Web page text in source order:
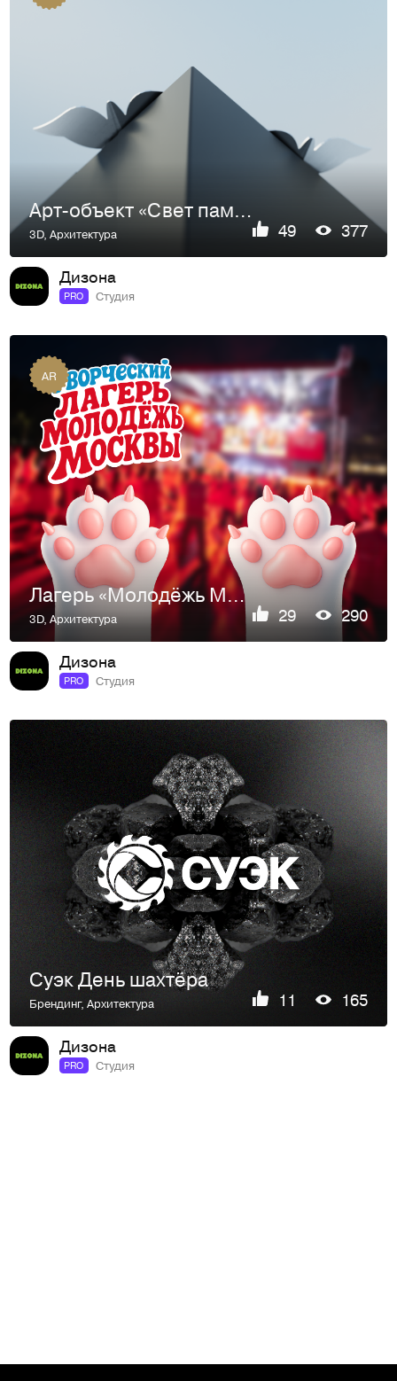
Арт-объект «Свет памяти»
3D,Архитектура 49 377
Дизона
PRO Студия
AR
Лагерь «Молодёжь Москвы»
3D,Архитектура 29 290
Дизона
PRO Студия
Суэк День шахтёра
Брендинг,Архитектура 11 165
Дизона
PRO Студия